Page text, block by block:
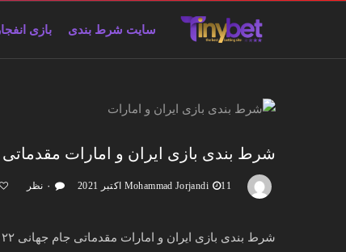
سایت شرط بندی بازی
شرط بندی بازی ایران و امارات مقدماتی جام
Mohammad Jorjandi 11 اکتبر 2021 ۰ نظر
شرط بندی بازی ایران و امارات مقدماتی جام جهانی ۲۰۲۲ دور سوم آن هم در یک سایت معتبر مثل